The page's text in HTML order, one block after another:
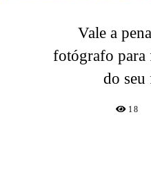
Vale a
fotógrafo para
do
18